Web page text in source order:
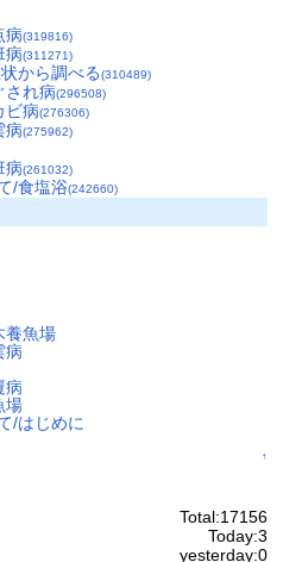
病(319816)
病(311271)
から調べる(310489)
され病(296508)
ビ病(276306)
病(275962)
病(261032)
/食塩浴(242660)
養魚場
病
病
場
/はじめに
↑
Total:17156
Today:3
yesterday:0